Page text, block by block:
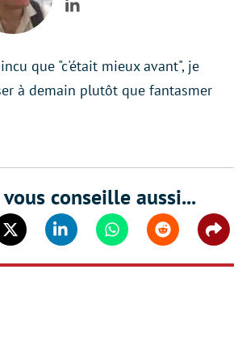
LinkedIn
que "c'était mieux avant", je
à demain plutôt que fantasmer
conseille aussi...
Twitter Linkedin WhatsappReddit